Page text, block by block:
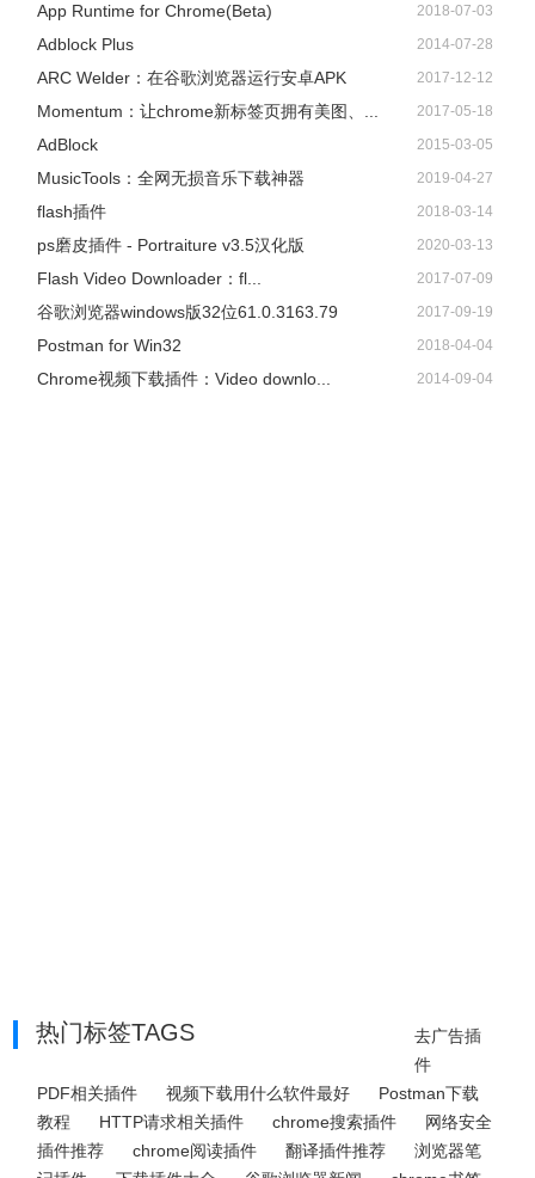
App Runtime for Chrome(Beta) 2018-07-03
Adblock Plus 2014-07-28
ARC Welder：在谷歌浏览器运行安卓APK 2017-12-12
Momentum：让chrome新标签页拥有美图、... 2017-05-18
AdBlock 2015-03-05
​MusicTools：全网无损音乐下载神器 2019-04-27
flash插件 2018-03-14
ps磨皮插件 - Portraiture v3.5汉化版 2020-03-13
Flash Video Downloader：fl... 2017-07-09
谷歌浏览器windows版32位61.0.3163.79 2017-09-19
Postman for Win32 2018-04-04
Chrome视频下载插件：Video downlo... 2014-09-04
热门标签TAGS
去广告插
件
PDF相关插件
视频下载用什么软件最好
Postman下载
教程
HTTP请求相关插件 chrome搜索插件
网络安全
插件推荐
chrome阅读插件 翻译插件推荐
浏览器笔